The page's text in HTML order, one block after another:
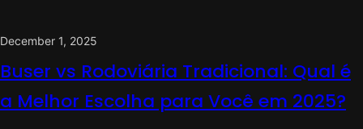
December 1, 2025
Buser vs Rodoviária Tradicional: Qual é
a Melhor Escolha para Você em 2025?